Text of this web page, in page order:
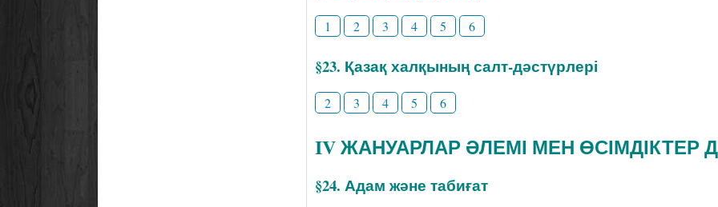
1 2 3 4 5 6
§23. Қазақ халқының салт-дәстүрлері
2 3 4 5 6
IV ЖАНУАРЛАР ӘЛЕМІ МЕН ӨСІМДІКТЕР
§24. Адам және табиғат